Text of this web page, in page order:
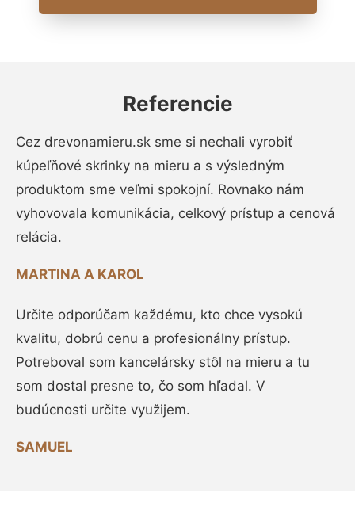
Referencie
Cez drevonamieru.sk sme si nechali vyrobiť
kúpeľňové skrinky na mieru a s výsledným
produktom sme veľmi spokojní. Rovnako nám
vyhovovala komunikácia, celkový prístup a cenová
relácia.
MARTINA A KAROL
Určite odporúčam každému, kto chce vysokú
kvalitu, dobrú cenu a profesionálny prístup.
Potreboval som kancelársky stôl na mieru a tu
som dostal presne to, čo som hľadal. V
budúcnosti určite využijem.
SAMUEL